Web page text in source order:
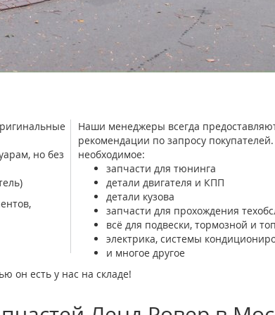
но без
Наши менеджеры всегда
рекомендации по запросу
необходимое:
запчасти для тюнинга
детали двигателя и КПП
детали кузова
запчасти для прохождения
всё для подвески, тормозной и
электрика, системы
и многое другое
он есть у нас на складе!